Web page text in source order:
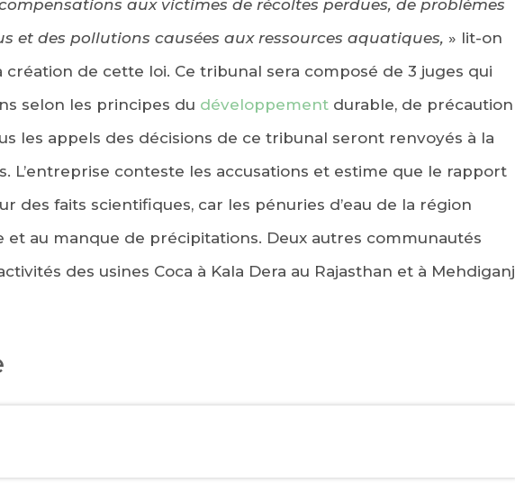
aux victimes de récoltes perdues, de problèmes
et des pollutions causées aux ressources aquatiques, » lit-on
de cette loi. Ce tribunal sera composé de 3 juges qui
selon les principes du développementdurable, de précaution
les appels des décisions de ce tribunal seront renvoyés à la
L’entreprise conteste les accusations et estime que le rapport
des faits scientifiques, car les pénuries d’eau de la région
et au manque de précipitations. Deux autres communautés
des usines Coca à Kala Dera au Rajasthan et à Mehdiganj